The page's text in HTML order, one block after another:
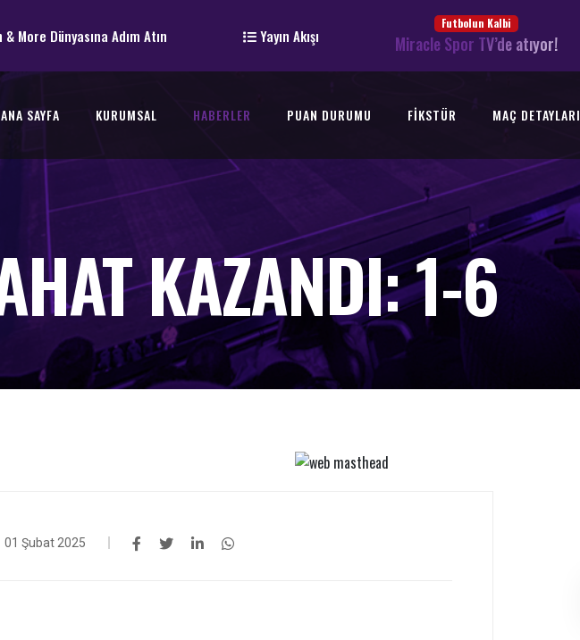
More Dünyasına Adım Atın Yayın Akışı
Futbolun Kalbi
Miracle Spor TV’de atıyor!
ANA SAYFA KURUMSAL HABERLER PUAN DURUMU FIKSTÜR MAÇ DETAYLARI
KAZANDI: 1-6
01 Şubat 2025